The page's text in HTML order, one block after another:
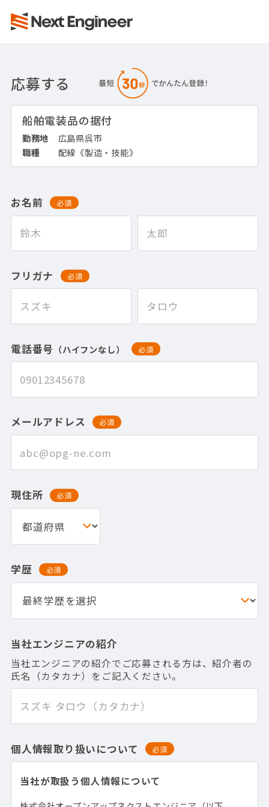
応募する
船舶電装品の据付
勤務地
広島県呉市
職種
配線《製造・技能》
お名前 必須
フリガナ 必須
電話番号 （ハイフンなし） 必須
メールアドレス 必須
現住所 必須
学歴 必須
当社エンジニアの紹介
当社エンジニアの紹介でご応募される方は、紹介者の
氏名（カタカナ）をご記入ください。
個人情報取り扱いについて 必須
当社が取扱う個人情報について